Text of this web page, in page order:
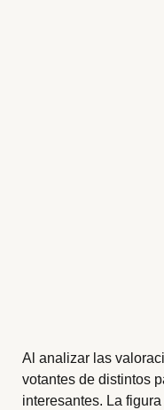
Al analizar las
votantes de distintos
interesantes. La